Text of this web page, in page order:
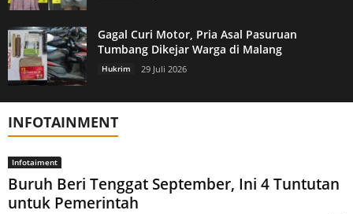
Gagal Curi Motor, Pria Asal Pasuruan
Tumbang Dikejar Warga di Malang
Hukrim 29 Juli 2026
INFOTAINMENT
Infotaiment
Buruh Beri Tenggat September, Ini 4 Tuntutan
untuk Pemerintah